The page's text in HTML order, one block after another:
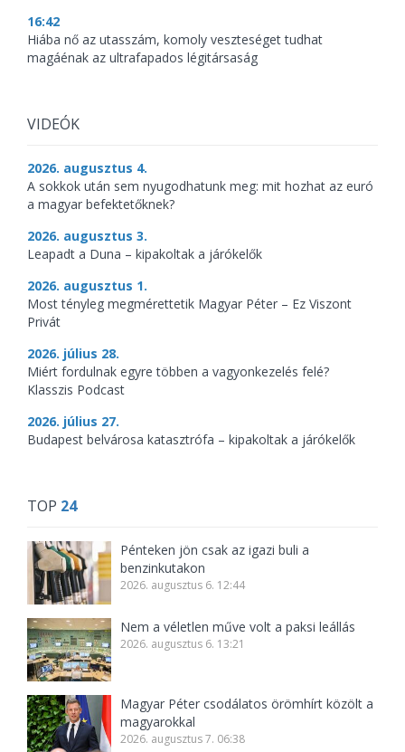
16:42
Hiába nő az utasszám, komoly veszteséget tudhat
magáénak az ultrafapados légitársaság
VIDEÓK
2026. augusztus 4.
A sokkok után sem nyugodhatunk meg: mit hozhat az euró
a magyar befektetőknek?
2026. augusztus 3.
Leapadt a Duna – kipakoltak a járókelők
2026. augusztus 1.
Most tényleg megmérettetik Magyar Péter – Ez Viszont
Privát
2026. július 28.
Miért fordulnak egyre többen a vagyonkezelés felé?
Klasszis Podcast
2026. július 27.
Budapest belvárosa katasztrófa – kipakoltak a járókelők
TOP 24
Pénteken jön csak az igazi buli a
benzinkutakon
2026. augusztus 6. 12:44
Nem a véletlen műve volt a paksi leállás
2026. augusztus 6. 13:21
Magyar Péter csodálatos örömhírt közölt a
magyarokkal
2026. augusztus 7. 06:38